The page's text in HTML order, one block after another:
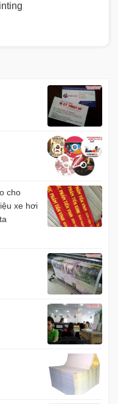
cho
xe hơi